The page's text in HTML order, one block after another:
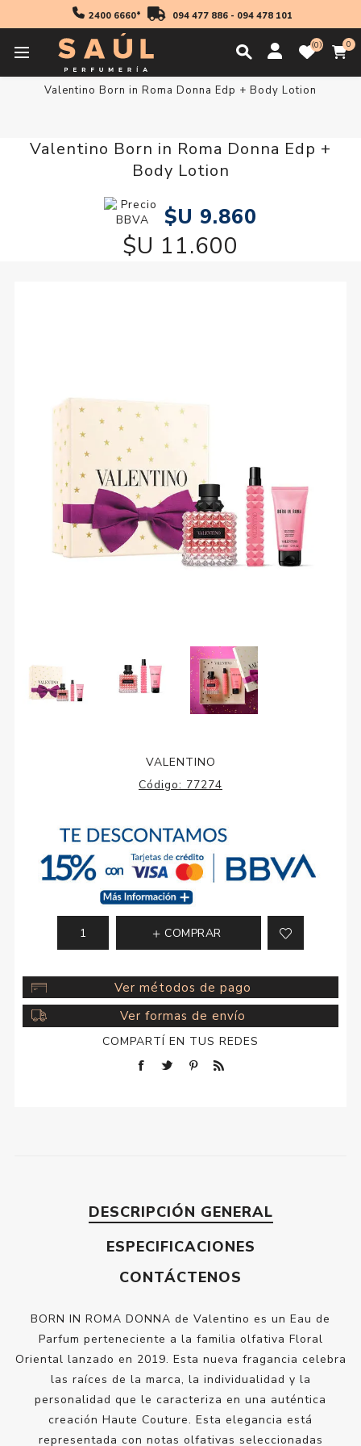
2400 6660* 094 477 886- 094 478 101
0 0
Inicio
Valentino Born in Roma Donna Edp + Body Lotion
Valentino Born in Roma Donna Edp +
Body Lotion
$U 9.860
$U 11.600
VALENTINO
Código: 77274
COMPRAR
Ver métodos de pago
Ver formas de envío
COMPARTÍ EN TUS REDES
DESCRIPCIÓN GENERAL
ESPECIFICACIONES
CONTÁCTENOS
BORN IN ROMA DONNA de Valentino es un Eau de
Parfum perteneciente a la familia olfativa Floral
Oriental lanzado en 2019. Esta nueva fragancia celebra
las raíces de la marca, la individualidad y la
personalidad que le caracteriza en una auténtica
creación Haute Couture. Esta elegancia está
representada con notas olfativas seleccionadas